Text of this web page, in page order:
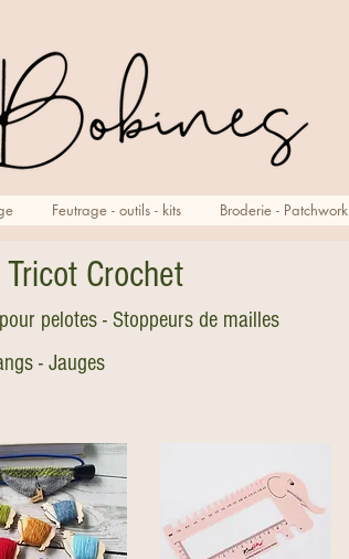
Feutrage - outils - kits Broderie - Patchwork
Crochet
pelotes - Stoppeurs de mailles
- Jauges